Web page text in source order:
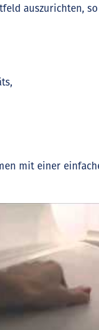
auszurichten,
mit einer